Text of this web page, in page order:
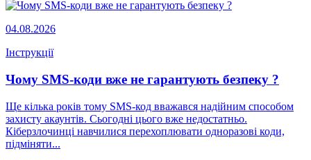
04.08.2026
Інструкції
Чому SMS-коди вже не гарантують безпеку ?
Ще кілька років тому SMS-код вважався надійним способом
захисту акаунтів. Сьогодні цього вже недостатньо.
Кіберзлочинці навчилися перехоплювати одноразові коди,
підміняти...